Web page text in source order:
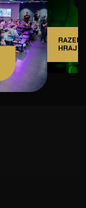
RAZER
HRAJ